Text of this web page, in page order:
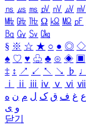
㎱ ㎲ ㎳ ㎴ ㎵ ㎶ ㎷
㎒ ㎓ ㎔ Ω ㏀ ㏁ ㎊
㏃ ㏉ ㏜ ㏆
§ ※ ☆ ★ ○ ● ◎ ◇
♠ ♡ ♥ ♧ ♣ ⊙ ◈ ▣
‡ ↕ ↗ ↙ ↖ ↘ ♭ ♩
ⅰ
ⅱ ⅲ ⅳ ⅴ ⅵ ⅶ
ع غ ف ق ک ل م ن ه
و ی
닫기